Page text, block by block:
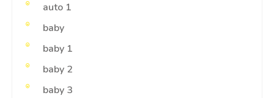
auto 1
baby
baby 1
baby 2
baby 3